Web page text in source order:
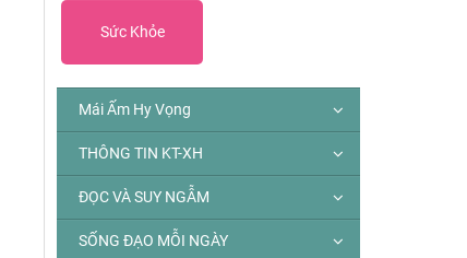
Sức Khỏe
Mái Ấm Hy Vọng
THÔNG TIN KT-XH
ĐỌC VÀ SUY NGẪM
SỐNG ĐẠO MỖI NGÀY